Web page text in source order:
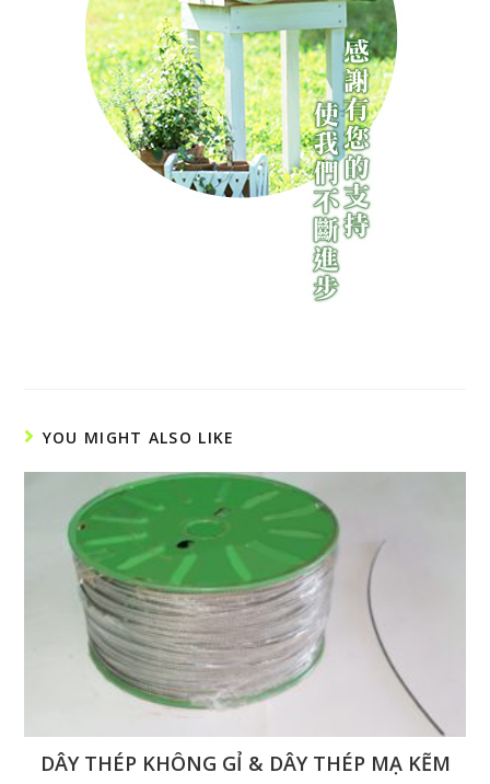
YOU MIGHT ALSO LIKE
DÂY THÉP KHÔNG GỈ & DÂY THÉP MẠ KẼM